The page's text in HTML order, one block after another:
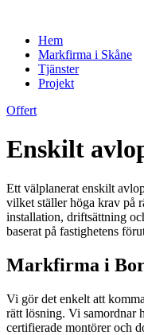
Hem
Markfirma i Skåne
Tjänster
Projekt
Offert
Enskilt
Ett välplanerat enskilt
vilket ställer höga krav på
installation, driftsättning
baserat på fastighetens
Markfirma i
Vi gör det enkelt att
rätt lösning. Vi samordnar
certifierade montörer och